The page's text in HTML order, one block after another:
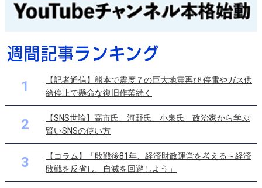
1
【記者通信】熊本で震度７の巨大地震再び 停電やガス供
給停止で懸命な復旧作業続く
2
【SNS世論】高市氏、河野氏、小泉氏―政治家から学ぶ
賢いSNSの使い方
3
【コラム】「敗戦後81年、経済財政運営を考える～経済
敗戦を反省し、自滅を回避しよう」